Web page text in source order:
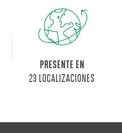
PRESENTE EN
23 LOCALIZACIONES